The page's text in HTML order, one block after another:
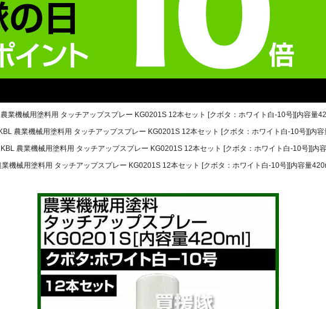
業機械用塗料用 タッチアップスプレー KG0201S 12本セット [クボタ：ホワイト白-10号][内容量
農業機械用塗料用 タッチアップスプレー KG0201S 12本セット [クボタ：ホワイト白-10号][内
KBL 農業機械用塗料用 タッチアップスプレー KG0201S 12本セット [クボタ：ホワイト白-10号][内
業機械用塗料用 タッチアップスプレー KG0201S 12本セット [クボタ：ホワイト白-10号][内容量